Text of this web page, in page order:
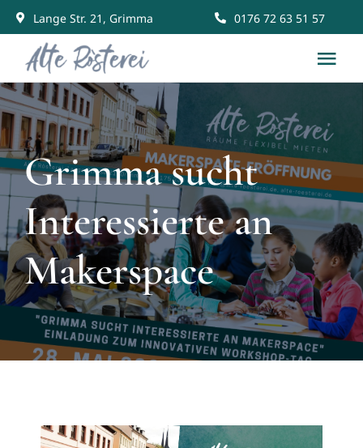
Skip
content
Lange Str. 21, Grimma 0176 72 63 51 57
Start
Räume mieten
Gemeinschaft
News & Events
Kontakt
Grimma sucht
Interessierte an
Makerspace